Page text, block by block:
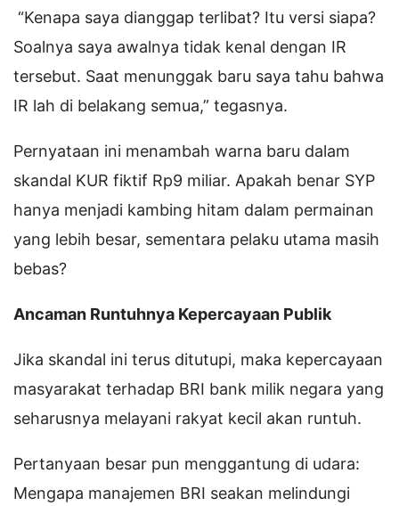
“Kenapa saya dianggap terlibat? Itu versi siapa?
Soalnya saya awalnya tidak kenal dengan IR
tersebut. Saat menunggak baru saya tahu bahwa
IR lah di belakang semua,” tegasnya.
Pernyataan ini menambah warna baru dalam
skandal KUR fiktif Rp9 miliar. Apakah benar SYP
hanya menjadi kambing hitam dalam permainan
yang lebih besar, sementara pelaku utama masih
bebas?
Ancaman Runtuhnya Kepercayaan Publik
Jika skandal ini terus ditutupi, maka kepercayaan
masyarakat terhadap BRI bank milik negara yang
seharusnya melayani rakyat kecil akan runtuh.
Pertanyaan besar pun menggantung di udara:
Mengapa manajemen BRI seakan melindungi